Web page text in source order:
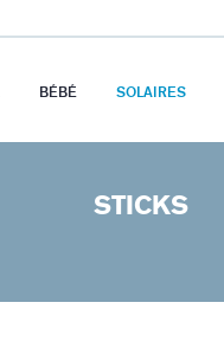
BÉBÉ SOLAIRES
STICKS